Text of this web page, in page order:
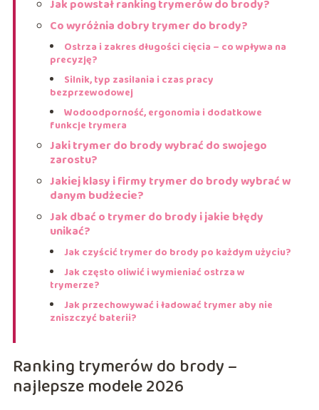
Jak powstał ranking trymerów do brody?
Co wyróżnia dobry trymer do brody?
Ostrza i zakres długości cięcia – co wpływa na
precyzję?
Silnik, typ zasilania i czas pracy
bezprzewodowej
Wodoodporność, ergonomia i dodatkowe
funkcje trymera
Jaki trymer do brody wybrać do swojego
zarostu?
Jakiej klasy i firmy trymer do brody wybrać w
danym budżecie?
Jak dbać o trymer do brody i jakie błędy
unikać?
Jak czyścić trymer do brody po każdym użyciu?
Jak często oliwić i wymieniać ostrza w
trymerze?
Jak przechowywać i ładować trymer aby nie
zniszczyć baterii?
Ranking trymerów do brody –
najlepsze modele 2026